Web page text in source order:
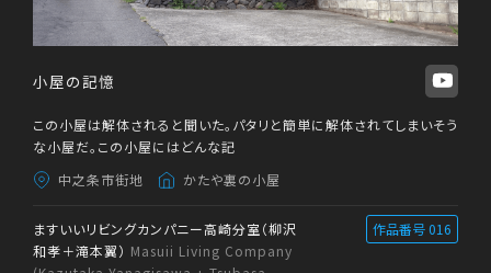
小屋の記憶
この小屋は解体されると聞いた。パタリと簡単に解体されてしまいそう
な小屋だ。この小屋にはどんな記
中之条市街地
かたや裏の小屋
ますいいリビングカンパニー高崎分室（柳沢
和孝＋滝本翼） Masuii Living Company
作品番号 016